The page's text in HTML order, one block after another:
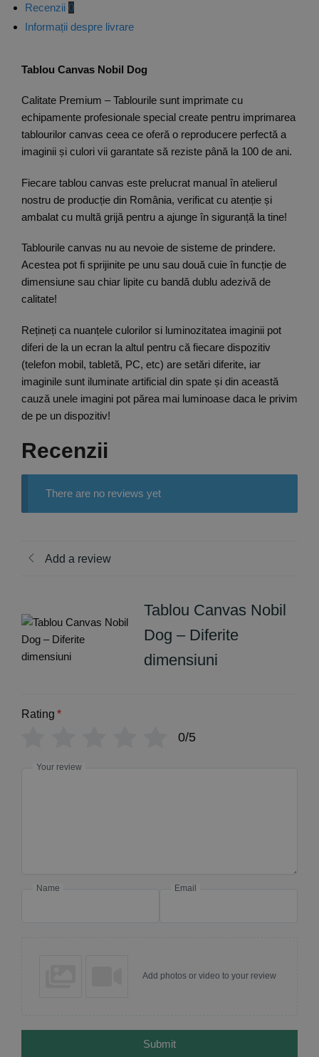
Recenzii 0
Informații despre livrare
Tablou Canvas Nobil Dog
Calitate Premium – Tablourile sunt imprimate cu
echipamente profesionale special create pentru imprimarea
tablourilor canvas ceea ce oferă o reproducere perfectă a
imaginii și culori vii garantate să reziste până la 100 de ani.
Fiecare tablou canvas este prelucrat manual în atelierul
nostru de producție din România, verificat cu atenție și
ambalat cu multă grijă pentru a ajunge în siguranță la tine!
Tablourile canvas nu au nevoie de sisteme de prindere.
Acestea pot fi sprijinite pe unu sau două cuie în funcție de
dimensiune sau chiar lipite cu bandă dublu adezivă de
calitate!
Rețineți ca nuanțele culorilor si luminozitatea imaginii pot
diferi de la un ecran la altul pentru că fiecare dispozitiv
(telefon mobil, tabletă, PC, etc) are setări diferite, iar
imaginile sunt iluminate artificial din spate și din această
cauză unele imagini pot părea mai luminoase daca le privim
de pe un dispozitiv!
Recenzii
There are no reviews yet
Add a review
Tablou Canvas Nobil
Dog – Diferite
dimensiuni
Rating *
0/5
Your review
Name Email
Add photos or video to your review
Submit